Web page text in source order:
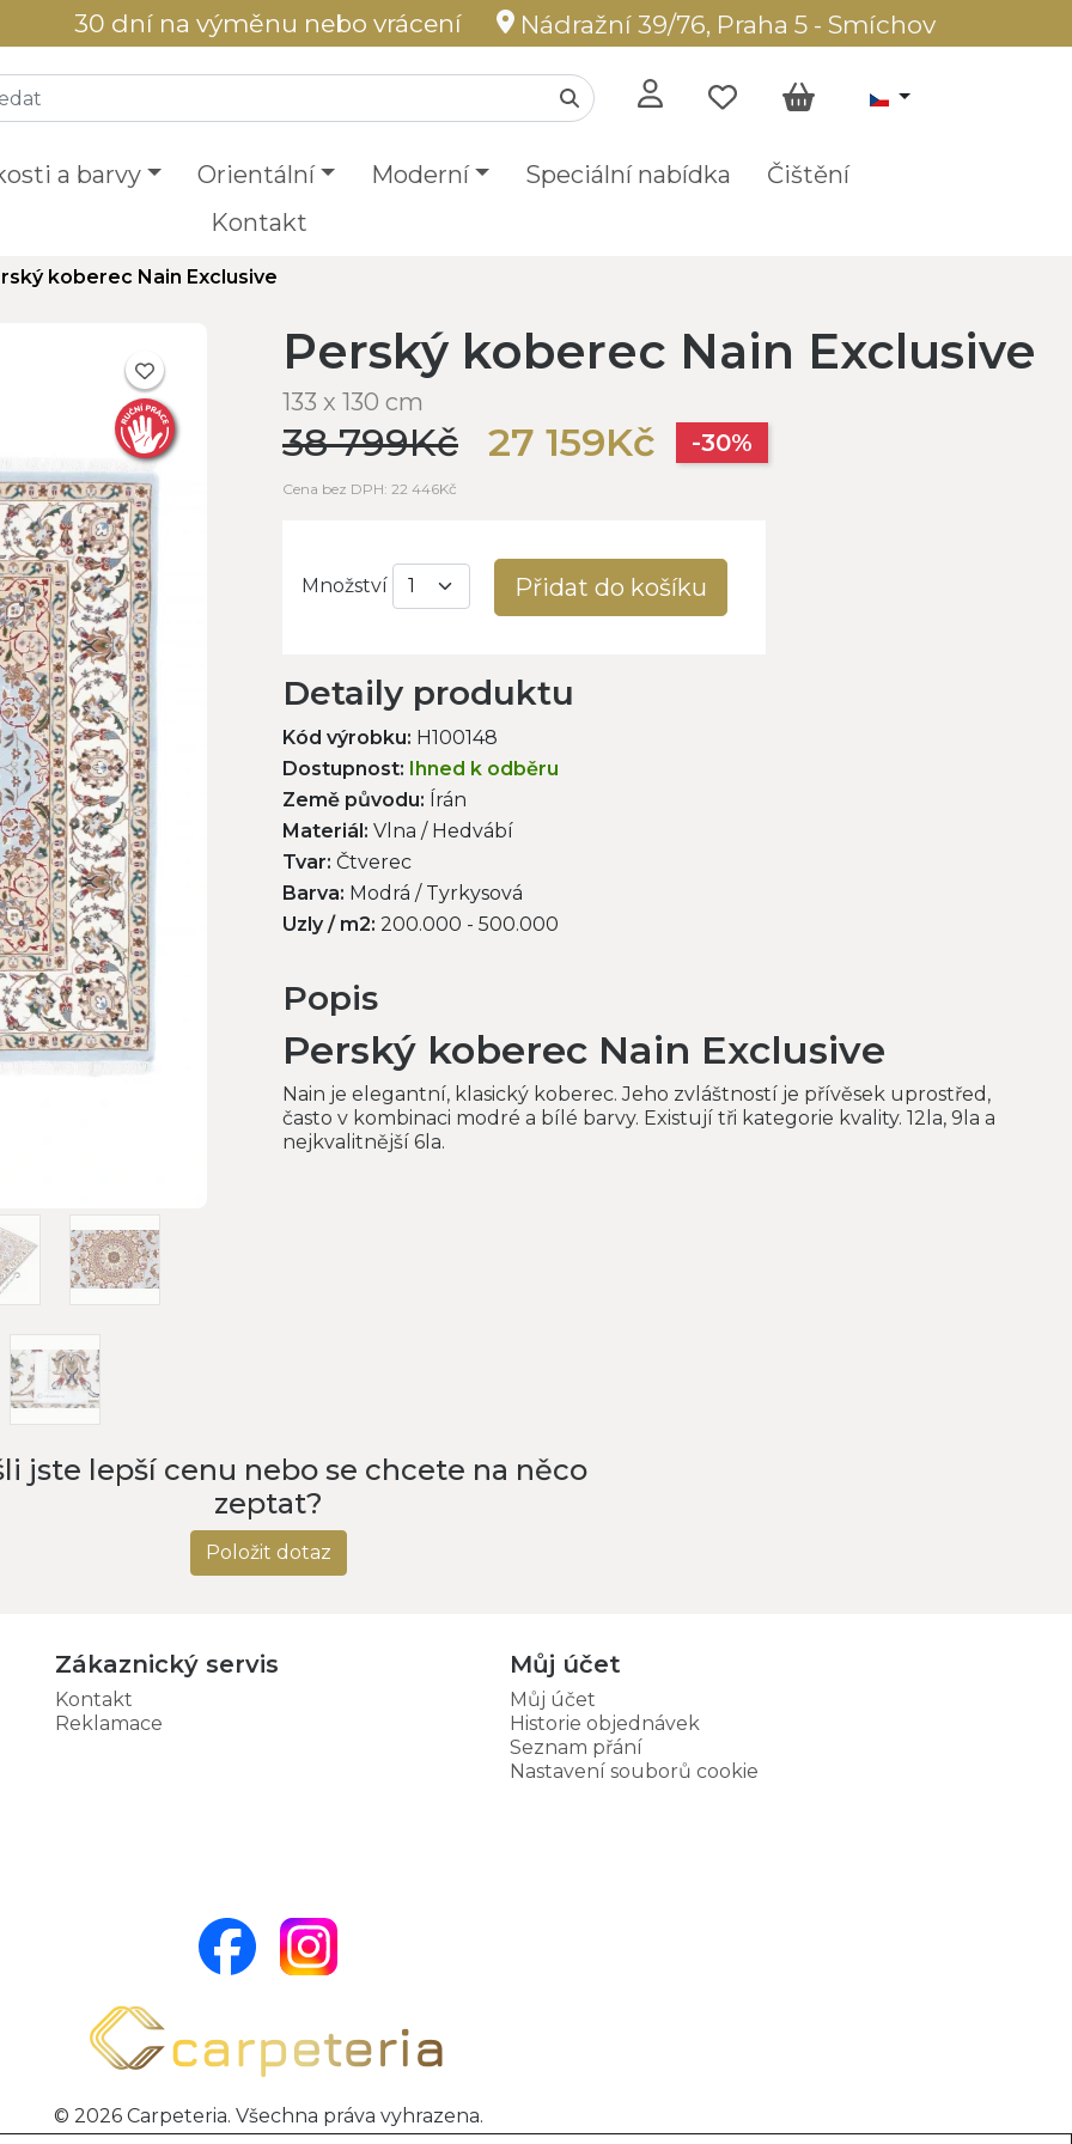
30 dní na výměnu nebo vrácení Nádražní 39/76, Praha 5 - Smíchov
a barvy Orientální Moderní Speciální nabídka
Čištění
Kontakt
koberec Nain Exclusive
Perský koberec Nain Exclusive
133 x 130 cm
38 799Kč 27 159Kč -30%
Cena bez DPH: 22 446Kč
Množství Přidat do košíku
Detaily produktu
Kód výrobku: H100148
Dostupnost:
Ihned k odběru
Země původu: Írán
Materiál: Vlna / Hedvábí
Tvar: Čtverec
Barva: Modrá / Tyrkysová
Uzly / m2: 200.000 - 500.000
Popis
Perský koberec Nain Exclusive
Nain je elegantní, klasický koberec. Jeho zvláštností je přívěsek uprostřed,
často v kombinaci modré a bílé barvy. Existují tři kategorie kvality. 12la, 9la a
nejkvalitnější 6la.
jste lepší cenu nebo se chcete na něco
zeptat?
Položit dotaz
Zákaznický servis
Kontakt
Reklamace
Můj účet
Můj účet
Historie objednávek
Seznam přání
Nastavení souborů cookie
© 2026 Carpeteria. Všechna práva vyhrazena.